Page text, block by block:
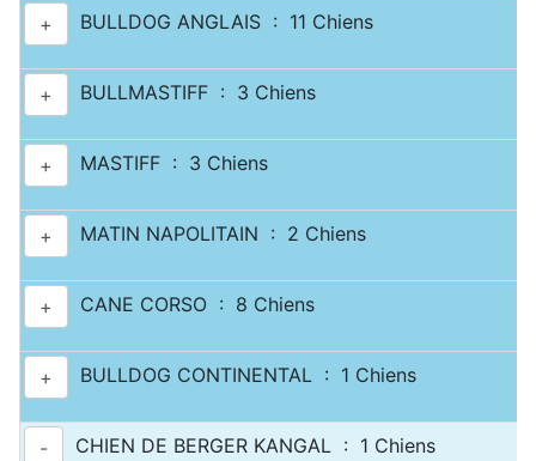
+ BULLDOG ANGLAIS : 11 Chiens
+ BULLMASTIFF : 3 Chiens
+ MASTIFF : 3 Chiens
+ MATIN NAPOLITAIN : 2 Chiens
+ CANE CORSO : 8 Chiens
+ BULLDOG CONTINENTAL : 1 Chiens
- CHIEN DE BERGER KANGAL : 1 Chiens